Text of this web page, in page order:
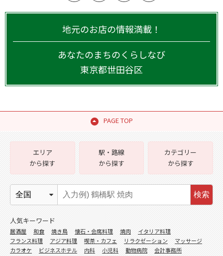
地元のお店の情報満載！
あなたのまちのくらしなび
東京都世田谷区
PAGE TOP
エリア
から探す
駅・路線
から探す
カテゴリー
から探す
検索
人気キーワード
居酒屋 和食 焼き鳥 懐石・会席料理 焼肉
イタリア料理
フランス料理
アジア料理 喫茶・カフェ リラクゼーション
マッサージ
カラオケ
ビジネスホテル 内科 小児科 動物病院
会計事務所